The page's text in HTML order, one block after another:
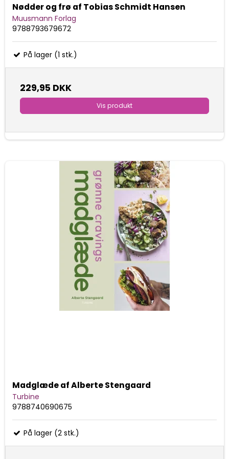
Nødder og frø af Tobias Schmidt Hansen
Muusmann Forlag
9788793679672
På lager (1 stk.)
229,95 DKK
Vis produkt
Madglæde af Alberte Stengaard
Turbine
9788740690675
På lager (2 stk.)